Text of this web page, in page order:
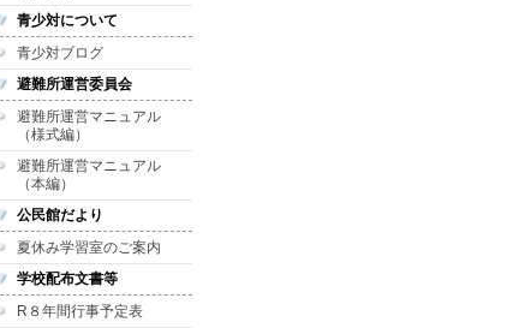
青少対について
青少対ブログ
避難所運営委員会
避難所運営マニュアル
（様式編）
避難所運営マニュアル
（本編）
公民館だより
夏休み学習室のご案内
学校配布文書等
R８年間行事予定表